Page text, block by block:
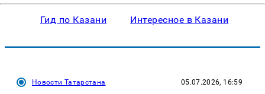
Гид по Казани Интересное в Казани
Новости Татарстана 05.07.2026, 16:59